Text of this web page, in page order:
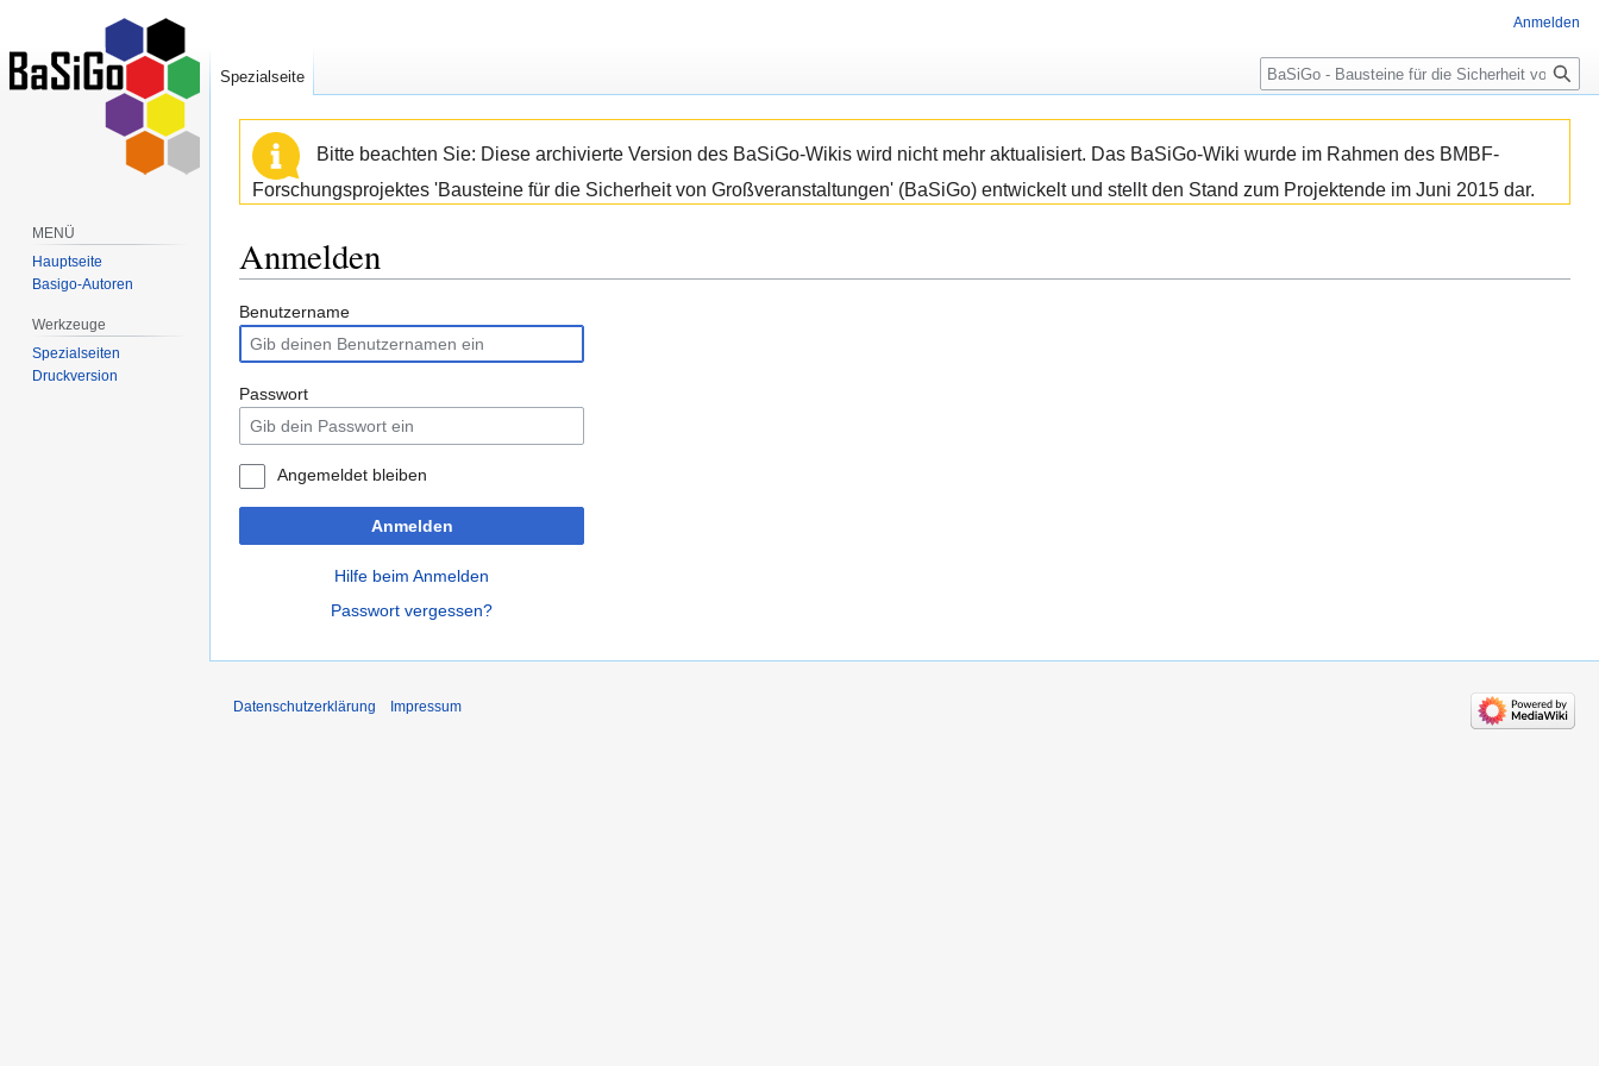
Bitte beachten Sie: Diese archivierte Version des BaSiGo-Wikis wird nicht mehr aktualisiert. Das BaSiGo-Wiki wurde im Rahmen des BMBF-
Forschungsprojektes 'Bausteine für die Sicherheit von Großveranstaltungen' (BaSiGo) entwickelt und stellt den Stand zum Projektende im Juni 2015 dar.
Anmelden
Zur
Navigation
springen
Zur
Suche
springen
Benutzername
Passwort
Angemeldet bleiben
Anmelden
Hilfe beim Anmelden
Passwort vergessen?
Anmelden
Spezialseite
Suche
MENÜ
Hauptseite
Basigo-Autoren
Werkzeuge
Spezialseiten
Druckversion
Datenschutzerklärung Impressum